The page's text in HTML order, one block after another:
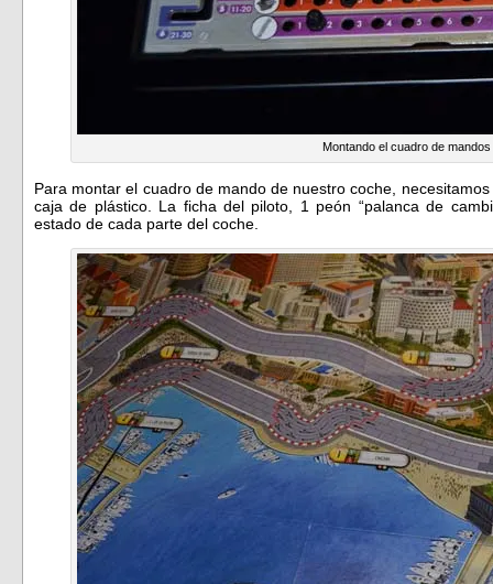
Montando el cuadro de mandos
Para montar el cuadro de mando de nuestro coche,
caja de plástico. La ficha del piloto, 1 peón “palanca de
estado de cada parte del coche.